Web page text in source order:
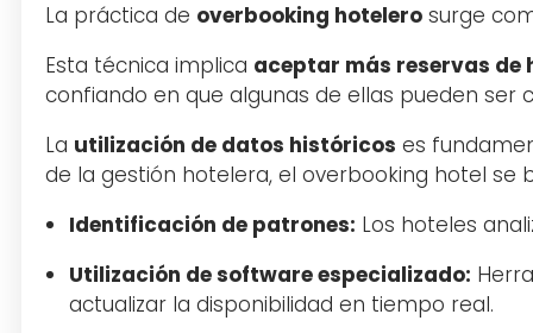
La práctica de overbooking hotelero surge
Esta técnica implica aceptar más reservas de
confiando en que algunas de ellas pueden
La utilización de datos históricos es
de la gestión hotelera, el overbooking hotel se
Identificación de patrones: Los hoteles
Utilización de software especializado:
actualizar la disponibilidad en tiempo real.